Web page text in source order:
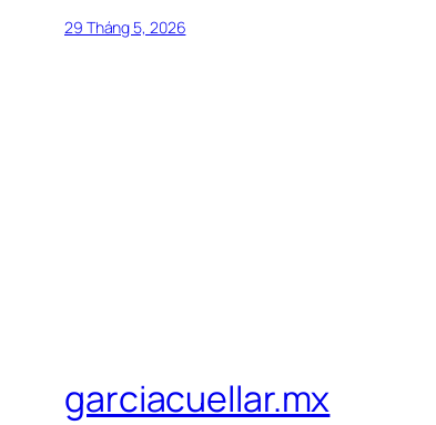
29 Tháng 5, 2026
garciacuellar.mx